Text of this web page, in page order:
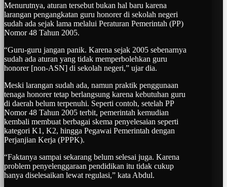
Menurutnya, aturan tersebut bukan hal baru karena
larangan pengangkatan guru honorer di sekolah negeri
sudah ada sejak lama melalui Peraturan Pemerintah (PP)
Nomor 48 Tahun 2005.
“Guru-guru jangan panik. Karena sejak 2005 sebenarnya
sudah ada aturan yang tidak memperbolehkan guru
honorer [non-ASN] di sekolah negeri,” ujar dia.
Meski larangan sudah ada, namun praktik penggunaan
tenaga honorer tetap berlangsung karena kebutuhan guru
di daerah belum terpenuhi. Seperti contoh, setelah PP
Nomor 48 Tahun 2005 terbit, pemerintah kemudian
kembali membuat berbagai skema penyelesaian seperti
kategori K1, K2, hingga Pegawai Pemerintah dengan
Perjanjian Kerja (PPPK).
“Faktanya sampai sekarang belum selesai juga. Karena
problem penyelenggaraan pendidikan itu tidak cukup
hanya diselesaikan lewat regulasi,” kata Abdul.